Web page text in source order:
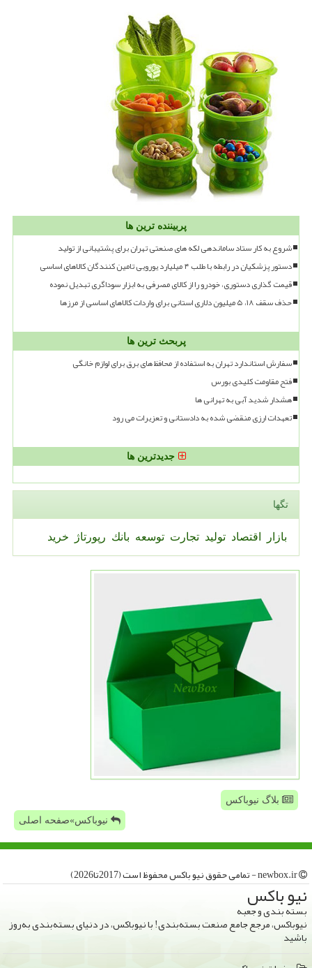
پربیننده ترین ها
شروع به کار ستاد ساماندهی لکه های صنعتی تهران برای پشتیبانی از تولید
دستور پزشکیان در رابطه با طلب ۴ میلیارد یورویی تامین کنندگان کالاهای اساسی
قیمت گذاری دستوری، خودرو را از کالای مصرفی به ابزار سوداگری تبدیل نموده
حذف سقف ۱۸، ۵ میلیون دلاری استانی برای واردات کالاهای اساسی از مرزها
پربحث ترین ها
سفارش استاندارد تهران به استفاده از محافظ های برق برای لوازم خانگی
فتح مقاومت کلیدی بورس
هشدار شدید آبی به تهرانی ها
تعهدات ارزی منقضی شده به دادستانی و تعزیرات می رود
جدیدترین ها
تگها
بازار اقتصاد تولید تجارت توسعه بانك رپورتاژ خرید
بلاگ نیوباکس
نیوباکس»صفحه اصلی
نیو باكس
بسته بندی و جعبه
نیوباکس، مرجع جامع صنعت بسته‌بندی! با نیوباکس، در دنیای بسته‌بندی به‌روز
باشید